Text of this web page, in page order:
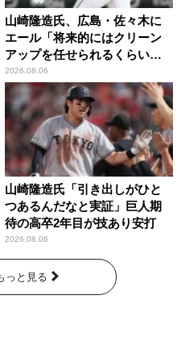
山崎隆造氏、広島・佐々木に
エール「将来的にはクリーン
アップを任せられるくらいま
では成長して」
2026.08.06
山崎隆造氏「引き出しがひと
つあるんだなと実証」巨人期
待の高卒2年目が技あり安打
2026.08.06
っと見る